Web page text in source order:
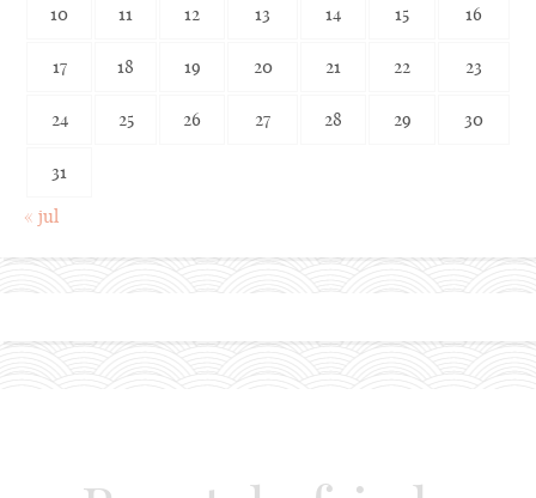
10 11 12 13 14 15 16
17 18 19 20 21 22 23
24 25 26 27 28 29 30
31
« jul